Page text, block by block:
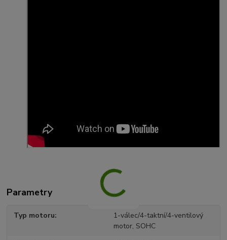
Parametry
Typ motoru
1-válec/4-taktní/4-ventilový
motor, SOHC